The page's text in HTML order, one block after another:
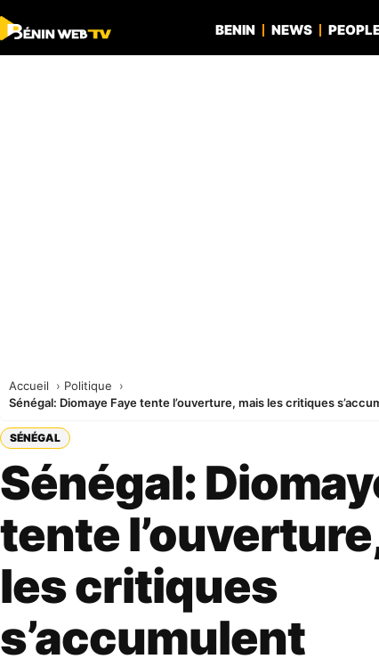
BENIN NEWS
Accueil
Politique
Sénégal: Diomaye Faye tente l’ouverture, mais les critiques
SÉNÉGAL
Sénégal:
tente
les critiques
s’accumulent